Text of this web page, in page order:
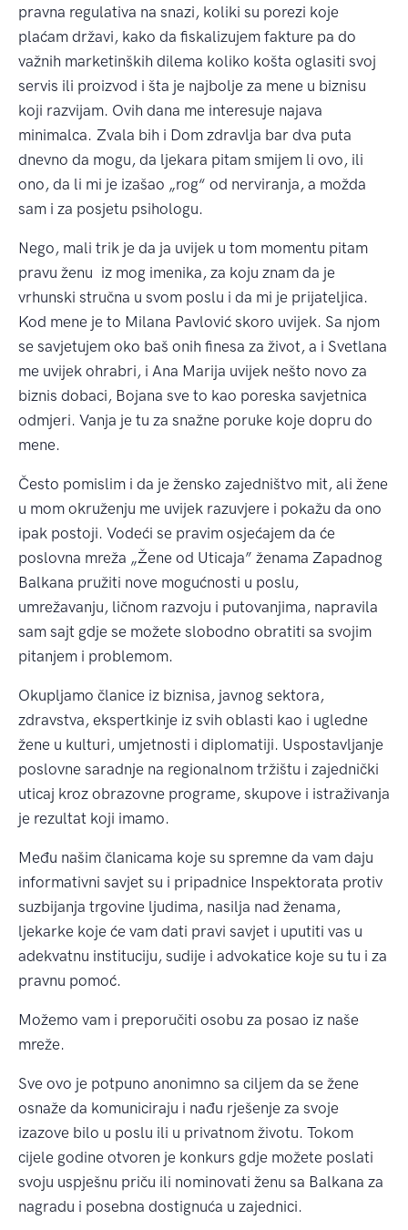
pravna regulativa na snazi, koliki su porezi koje
plaćam državi, kako da fiskalizujem fakture pa do
važnih marketinških dilema koliko košta oglasiti svoj
servis ili proizvod i šta je najbolje za mene u biznisu
koji razvijam. Ovih dana me interesuje najava
minimalca. Zvala bih i Dom zdravlja bar dva puta
dnevno da mogu, da ljekara pitam smijem li ovo, ili
ono, da li mi je izašao „rog“ od nerviranja, a možda
sam i za posjetu psihologu.
Nego, mali trik je da ja uvijek u tom momentu pitam
pravu ženu iz mog imenika, za koju znam da je
vrhunski stručna u svom poslu i da mi je prijateljica.
Kod mene je to Milana Pavlović skoro uvijek. Sa njom
se savjetujem oko baš onih finesa za život, a i Svetlana
me uvijek ohrabri, i Ana Marija uvijek nešto novo za
biznis dobaci, Bojana sve to kao poreska savjetnica
odmjeri. Vanja je tu za snažne poruke koje dopru do
mene.
Često pomislim i da je žensko zajedništvo mit, ali žene
u mom okruženju me uvijek razuvjere i pokažu da ono
ipak postoji. Vodeći se pravim osjećajem da će
poslovna mreža „Žene od Uticaja” ženama Zapadnog
Balkana pružiti nove mogućnosti u poslu,
umrežavanju, ličnom razvoju i putovanjima, napravila
sam sajt gdje se možete slobodno obratiti sa svojim
pitanjem i problemom.
Okupljamo članice iz biznisa, javnog sektora,
zdravstva, ekspertkinje iz svih oblasti kao i ugledne
žene u kulturi, umjetnosti i diplomatiji. Uspostavljanje
poslovne saradnje na regionalnom tržištu i zajednički
uticaj kroz obrazovne programe, skupove i istraživanja
je rezultat koji imamo.
Među našim članicama koje su spremne da vam daju
informativni savjet su i pripadnice Inspektorata protiv
suzbijanja trgovine ljudima, nasilja nad ženama,
ljekarke koje će vam dati pravi savjet i uputiti vas u
adekvatnu instituciju, sudije i advokatice koje su tu i za
pravnu pomoć.
Možemo vam i preporučiti osobu za posao iz naše
mreže.
Sve ovo je potpuno anonimno sa ciljem da se žene
osnaže da komuniciraju i nađu rješenje za svoje
izazove bilo u poslu ili u privatnom životu. Tokom
cijele godine otvoren je konkurs gdje možete poslati
svoju uspješnu priču ili nominovati ženu sa Balkana za
nagradu i posebna dostignuća u zajednici.